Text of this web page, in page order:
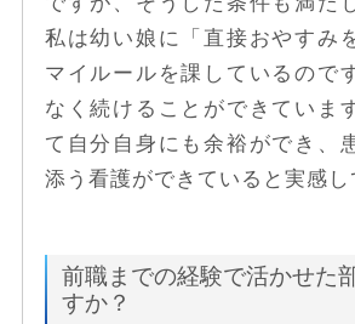
私は幼い娘に「直接おやすみ
マイルールを課しているので
なく続けることができていま
て自分自身にも余裕ができ、
添う看護ができていると実感し
前職までの経験で活かせた
すか？